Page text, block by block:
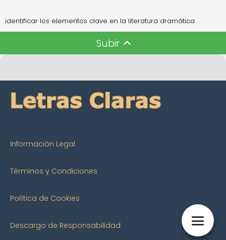
identificar los elementos clave en la literatura dramática
Subir
Información Legal
Términos y Condiciones
Política de Cookies
Descargo de Responsabilidad